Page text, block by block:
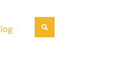
Suchen
geschlossen. Seine Funktionalität ist